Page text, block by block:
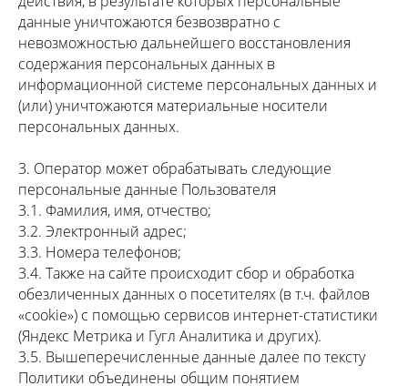
данные уничтожаются безвозвратно с
невозможностью дальнейшего восстановления
содержания персональных данных в
информационной системе персональных данных и
(или) уничтожаются материальные носители
персональных данных.
3. Оператор может обрабатывать следующие
персональные данные Пользователя
3.1. Фамилия, имя, отчество;
3.2. Электронный адрес;
3.3. Номера телефонов;
3.4. Также на сайте происходит сбор и обработка
обезличенных данных о посетителях (в т.ч. файлов
«cookie») с помощью сервисов интернет-статистики
(Яндекс Метрика и Гугл Аналитика и других).
3.5. Вышеперечисленные данные далее по тексту
Политики объединены общим понятием